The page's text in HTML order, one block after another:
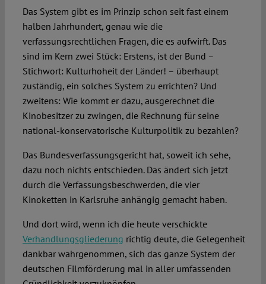
Das System gibt es im Prinzip schon seit fast einem
halben Jahrhundert, genau wie die
verfassungsrechtlichen Fragen, die es aufwirft. Das
sind im Kern zwei Stück: Erstens, ist der Bund –
Stichwort: Kulturhoheit der Länder! – überhaupt
zuständig, ein solches System zu errichten? Und
zweitens: Wie kommt er dazu, ausgerechnet die
Kinobesitzer zu zwingen, die Rechnung für seine
national-konservatorische Kulturpolitik zu bezahlen?
Das Bundesverfassungsgericht hat, soweit ich sehe,
dazu noch nichts entschieden. Das ändert sich jetzt
durch die Verfassungsbeschwerden, die vier
Kinoketten in Karlsruhe anhängig gemacht haben.
Und dort wird, wenn ich die heute verschickte
Verhandlungsgliederung richtig deute, die Gelegenheit
dankbar wahrgenommen, sich das ganze System der
deutschen Filmförderung mal in aller umfassenden